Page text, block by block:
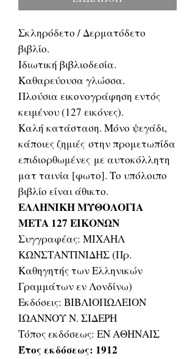
Σκληρόδετο / Δερματόδετο
βιβλίο.
Ιδιωτική βιβλιοδεσία.
Καθαρεύουσα γλώσσα.
Πλούσια εικονογράφηση εντός
κειμένου (127 εικόνες).
Καλή κατάσταση. Μόνο ψεγάδι,
κάποιες ζημιές στην προμετωπίδα
επιδιορθωμένες με αυτοκόλλητη
ματ ταινία [φωτο]. Το υπόλοιπο
βιβλίο είναι άθικτο.
ΕΛΛΗΝΙΚΗ ΜΥΘΟΛΟΓΙΑ
ΜΕΤΑ 127 ΕΙΚΟΝΩΝ
Συγγραφέας: ΜΙΧΑΗΛ
ΚΩΝΣΤΑΝΤΙΝΙΔΗΣ (Πρ.
Καθηγητής των Ελληνικών
Γραμμάτων εν Λονδίνω)
Εκδόσεις: ΒΙΒΛΙΟΠΩΛΕΙΟΝ
ΙΩΑΝΝΟΥ Ν. ΣΙΔΕΡΗ
Τόπος εκδόσεως: ΕΝ ΑΘΗΝΑΙΣ
Έτος εκδόσεως: 1912